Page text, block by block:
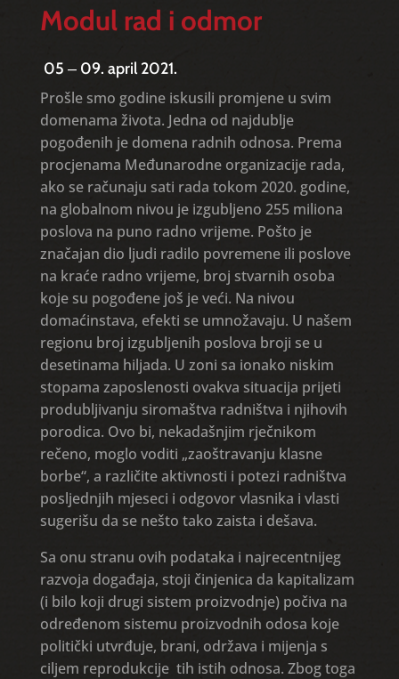
Modul rad i odmor
05 ‒ 09. april 2021.
Prošle smo godine iskusili promjene u svim
domenama života. Jedna od najdublje
pogođenih je domena radnih odnosa. Prema
procjenama Međunarodne organizacije rada,
ako se računaju sati rada tokom 2020. godine,
na globalnom nivou je izgubljeno 255 miliona
poslova na puno radno vrijeme. Pošto je
značajan dio ljudi radilo povremene ili poslove
na kraće radno vrijeme, broj stvarnih osoba
koje su pogođene još je veći. Na nivou
domaćinstava, efekti se umnožavaju. U našem
regionu broj izgubljenih poslova broji se u
desetinama hiljada. U zoni sa ionako niskim
stopama zaposlenosti ovakva situacija prijeti
produbljivanju siromaštva radništva i njihovih
porodica. Ovo bi, nekadašnjim rječnikom
rečeno, moglo voditi „zaoštravanju klasne
borbe“, a različite aktivnosti i potezi radništva
posljednjih mjeseci i odgovor vlasnika i vlasti
sugerišu da se nešto tako zaista i dešava.
Sa onu stranu ovih podataka i najrecentnijeg
razvoja događaja, stoji činjenica da kapitalizam
(i bilo koji drugi sistem proizvodnje) počiva na
određenom sistemu proizvodnih odosa koje
politički utvrđuje, brani, održava i mijenja s
ciljem reprodukcije tih istih odnosa. Zbog toga